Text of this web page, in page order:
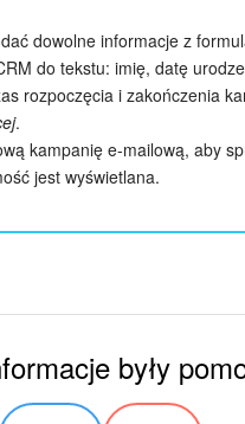
dowolne informacje z
do tekstu: imię, datę
rozpoczęcia i zakończenia
.
kampanię e-mailową, aby
jest wyświetlana.
były